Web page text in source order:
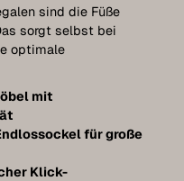
sind die Füße
sorgt selbst bei
optimale
mit
für große
Klick-